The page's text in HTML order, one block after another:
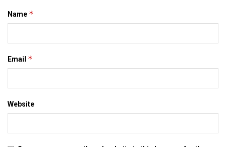
Name *
Email *
Website